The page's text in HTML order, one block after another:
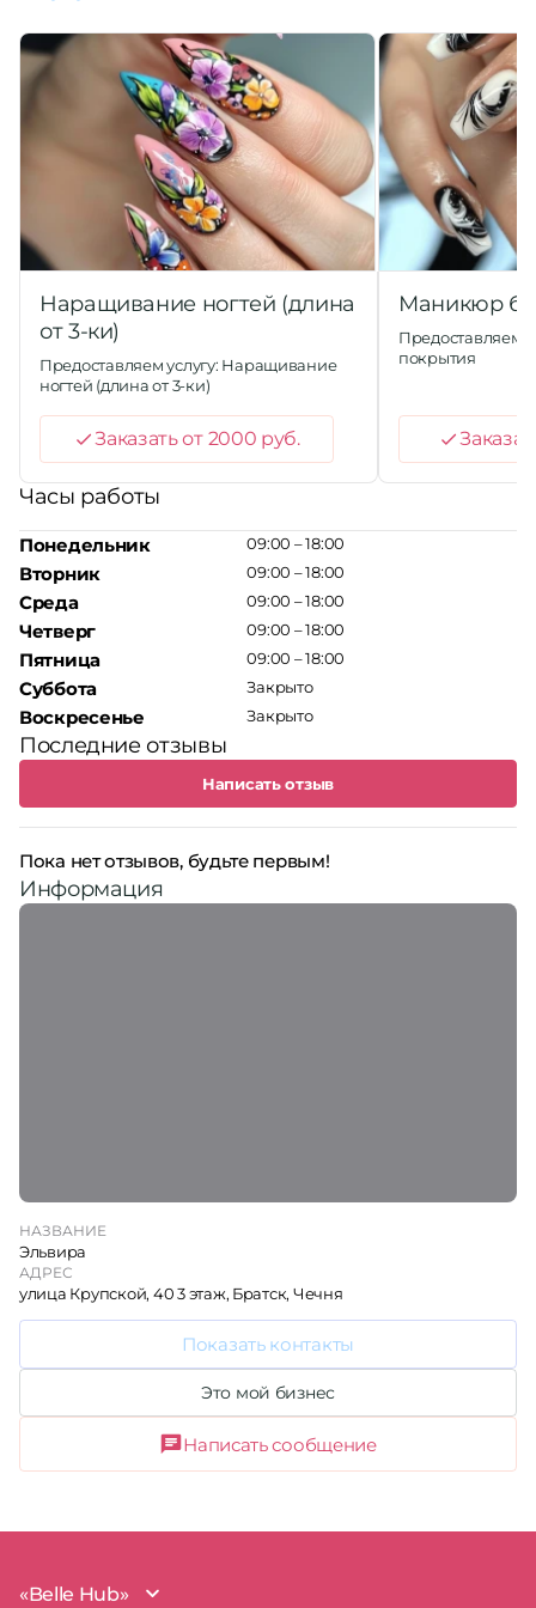
Наращивание ногтей (длина
от 3-ки)
Предоставляем услугу: Наращивание
ногтей (длина от 3-ки)
Заказать от 2000 руб.
Маникюр
Предоставляем
покрытия
Часы работы
Понедельник
Вторник
Среда
Четверг
Пятница
Суббота
Воскресенье
09:00 – 18:00
09:00 – 18:00
09:00 – 18:00
09:00 – 18:00
09:00 – 18:00
Закрыто
Закрыто
Последние отзывы
Написать отзыв
Пока нет отзывов, будьте первым!
Информация
НАЗВАНИЕ
Эльвира
АДРЕС
улица Крупской, 40 3 этаж, Братск, Чечня
Показать контакты
Это мой бизнес
Написать сообщение
«Belle Hub»